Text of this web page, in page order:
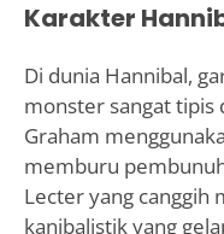
Karakter
Di dunia Hannibal,
monster sangat tipis
Graham
memburu
Lecter yang canggih
kanibalistik yang